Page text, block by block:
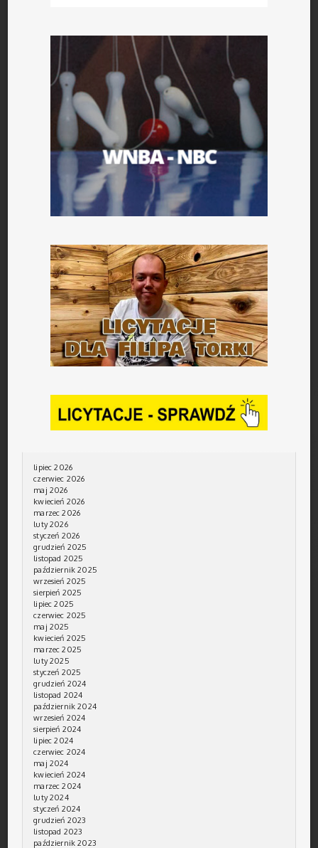
lipiec 2026
czerwiec 2026
maj 2026
kwiecień 2026
marzec 2026
luty 2026
styczeń 2026
grudzień 2025
listopad 2025
październik 2025
wrzesień 2025
sierpień 2025
lipiec 2025
czerwiec 2025
maj 2025
kwiecień 2025
marzec 2025
luty 2025
styczeń 2025
grudzień 2024
listopad 2024
październik 2024
wrzesień 2024
sierpień 2024
lipiec 2024
czerwiec 2024
maj 2024
kwiecień 2024
marzec 2024
luty 2024
styczeń 2024
grudzień 2023
listopad 2023
październik 2023